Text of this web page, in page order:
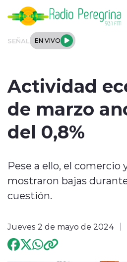
SEÑAL EN VIVO
Podcast
Internacional
Deportes
Programación
Actividad
de marzo
del 0,8%
Pese a ello, el comercio
mostraron bajas
cuestión.
Jueves 2 de mayo de 2024